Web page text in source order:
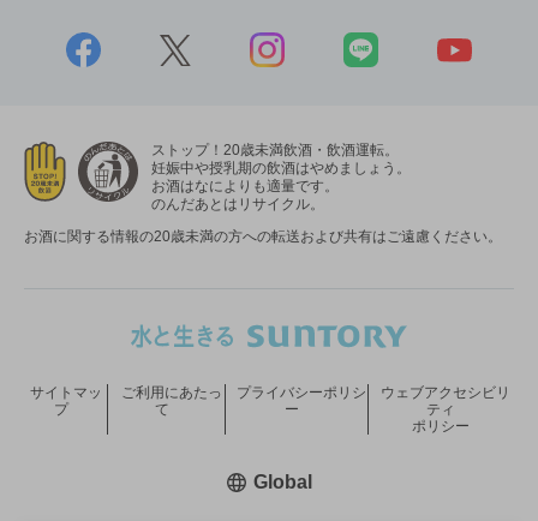
ストップ！20歳未満飲酒・飲酒運転。
妊娠中や授乳期の飲酒はやめましょう。
お酒はなによりも適量です。
のんだあとはリサイクル。
お酒に関する情報の20歳未満の方への転送および共有はご遠慮ください。
サイトマッ
プ
ご利用にあたっ
て
プライバシーポリシ
ー
ウェブアクセシビリ
ティ
ポリシー
Global新しいウィンドウで開く